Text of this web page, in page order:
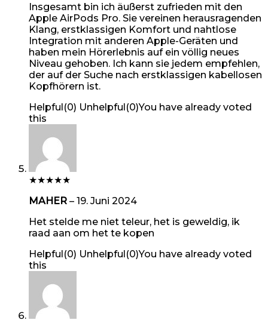
Insgesamt bin ich äußerst zufrieden mit den
Apple AirPods Pro. Sie vereinen herausragenden
Klang, erstklassigen Komfort und nahtlose
Integration mit anderen Apple-Geräten und
haben mein Hörerlebnis auf ein völlig neues
Niveau gehoben. Ich kann sie jedem empfehlen,
der auf der Suche nach erstklassigen kabellosen
Kopfhörern ist.
Helpful(0) Unhelpful(0)You have already voted
this
★★★★★
MAHER – 19. Juni 2024
Het stelde me niet teleur, het is geweldig, ik
raad aan om het te kopen
Helpful(0) Unhelpful(0)You have already voted
this